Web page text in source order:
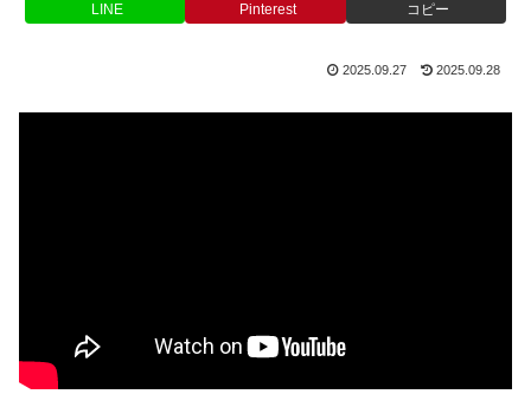
LINE Pinterest コピー
2025.09.27 2025.09.28